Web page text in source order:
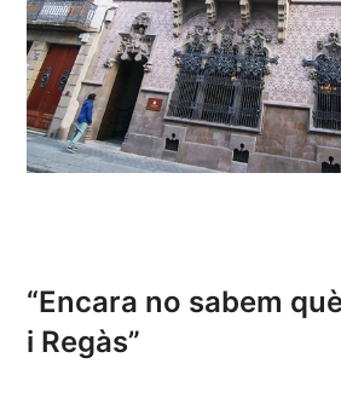
“Encara no sabem
i Regàs”